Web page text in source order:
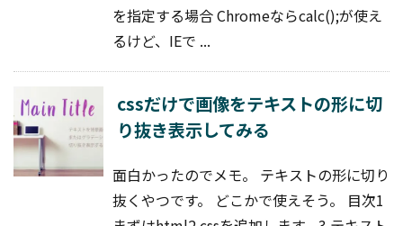
を指定する場合 Chromeならcalc();が使え
るけど、IEで ...
cssだけで画像をテキストの形に切
り抜き表示してみる
面白かったのでメモ。 テキストの形に切り
抜くやつです。 どこかで使えそう。 目次1